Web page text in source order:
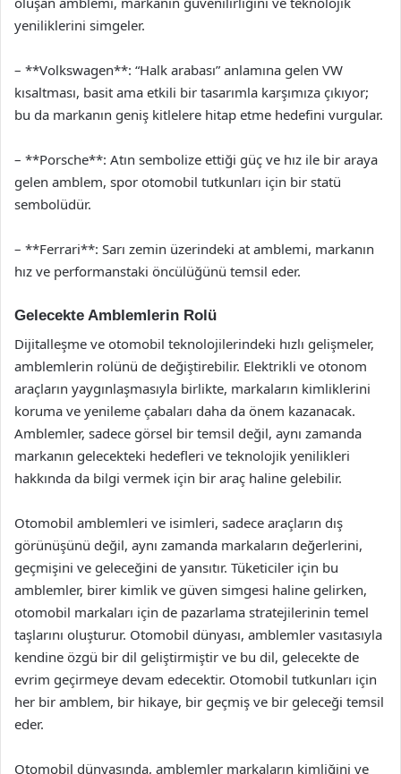
yeniliklerini simgeler.
– **Volkswagen**: “Halk arabası” anlamına gelen VW
kısaltması, basit ama etkili bir tasarımla karşımıza çıkıyor;
bu da markanın geniş kitlelere hitap etme hedefini vurgular.
– **Porsche**: Atın sembolize ettiği güç ve hız ile bir araya
gelen amblem, spor otomobil tutkunları için bir statü
sembolüdür.
– **Ferrari**: Sarı zemin üzerindeki at amblemi, markanın
hız ve performanstaki öncülüğünü temsil eder.
Gelecekte Amblemlerin Rolü
Dijitalleşme ve otomobil teknolojilerindeki hızlı gelişmeler,
amblemlerin rolünü de değiştirebilir. Elektrikli ve otonom
araçların yaygınlaşmasıyla birlikte, markaların kimliklerini
koruma ve yenileme çabaları daha da önem kazanacak.
Amblemler, sadece görsel bir temsil değil, aynı zamanda
markanın gelecekteki hedefleri ve teknolojik yenilikleri
hakkında da bilgi vermek için bir araç haline gelebilir.
Otomobil amblemleri ve isimleri, sadece araçların dış
görünüşünü değil, aynı zamanda markaların değerlerini,
geçmişini ve geleceğini de yansıtır. Tüketiciler için bu
amblemler, birer kimlik ve güven simgesi haline gelirken,
otomobil markaları için de pazarlama stratejilerinin temel
taşlarını oluşturur. Otomobil dünyası, amblemler vasıtasıyla
kendine özgü bir dil geliştirmiştir ve bu dil, gelecekte de
evrim geçirmeye devam edecektir. Otomobil tutkunları için
her bir amblem, bir hikaye, bir geçmiş ve bir geleceği temsil
eder.
Otomobil dünyasında, amblemler markaların kimliğini ve